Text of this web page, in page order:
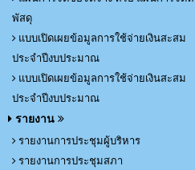
พัสดุ
แบบเปิดเผยข้อมูลการใช้จ่ายเงินสะสม
ประจำปีงบประมาณ
แบบเปิดเผยข้อมูลการใช้จ่ายเงินสะสม
ประจำปีงบประมาณ
รายงาน
รายงานการประชุมผู้บริหาร
รายงานการประชุมสภา